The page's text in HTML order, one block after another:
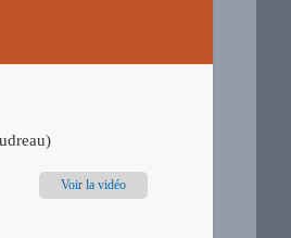
Voir la vidéo